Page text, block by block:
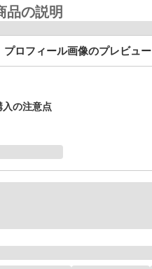
品の説明
プロフィール画像のプレビュー
入の注意点